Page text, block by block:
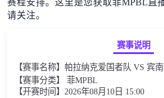
赛程安排。这里是您获取菲MPBL直
请关注。
赛事说明
【赛事名称】帕拉纳克爱国者队 VS 宾
【赛事分类】 菲MPBL
【开赛时间】2026年08月10日 15:00